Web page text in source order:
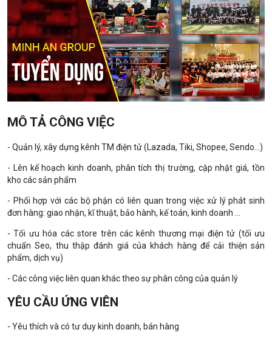
MÔ TẢ CÔNG VIỆC
- Quản lý, xây dựng kênh TM điện tử (Lazada, Tiki, Shopee, Sendo...)
- Lên kế hoạch kinh doanh, phân tích thị trường, cập nhật giá, tồn
kho các sản phẩm
- Phối hợp với các bộ phận có liên quan trong việc xử lý phát sinh
đơn hàng: giao nhận, kĩ thuật, bảo hành, kế toán, kinh doanh …
- Tối ưu hóa các store trên các kênh thương mại điện tử (tối ưu
chuẩn Seo, thu thập đánh giá của khách hàng để cải thiện sản
phẩm, dịch vụ)
- Các công việc liên quan khác theo sự phân công của quản lý
YÊU CẦU ỨNG VIÊN
- Yêu thích và có tư duy kinh doanh, bán hàng